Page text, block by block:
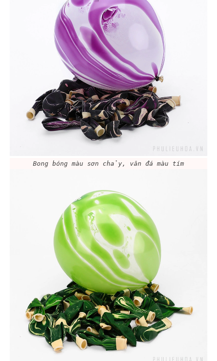
Bong bóng màu sơn chảy, vân đá màu tím